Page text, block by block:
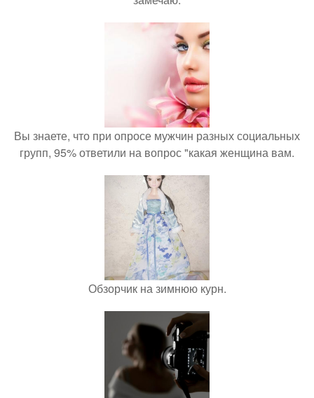
Вы знаете, что при опросе мужчин разных социальных
групп, 95% ответили на вопрос "какая женщина вам.
Обзорчик на зимнюю курн.